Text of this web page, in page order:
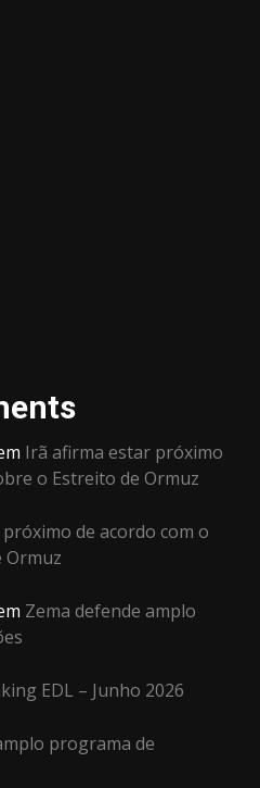
Irã afirma estar próximo
o Estreito de Ormuz
de acordo com o
Ormuz
Zema defende amplo
EDL – Junho 2026
programa de